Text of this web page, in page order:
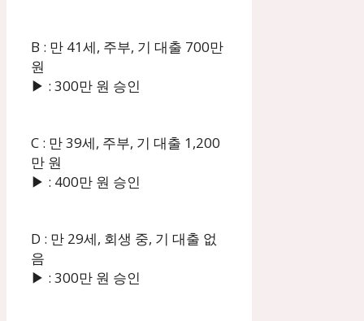
B : 만 41세, 주부, 기 대출 700만
원
▶ : 300만 원 승인
C : 만 39세, 주부, 기 대출 1,200
만 원
▶ : 400만 원 승인
D : 만 29세, 회생 중, 기 대출 없
음
▶ : 300만 원 승인